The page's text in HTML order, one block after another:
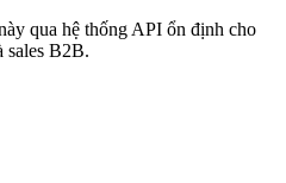
qua hệ thống API ổn định cho
sales B2B.